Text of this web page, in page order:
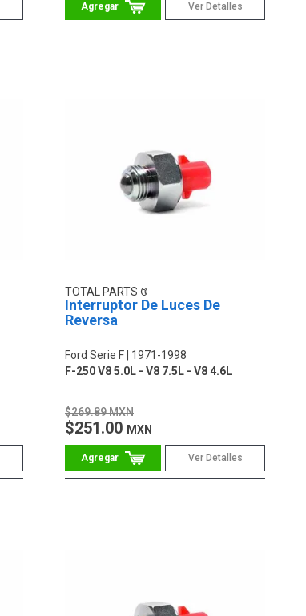
Ver Detalles
TOTAL PARTS
Interruptor De Luces De
Reversa
Ford Serie F
1971-1998
F-250 V8 5.0L - V8 7.5L - V8 4.6L
$269.89 MXN
$251.00 MXN
Ver Detalles